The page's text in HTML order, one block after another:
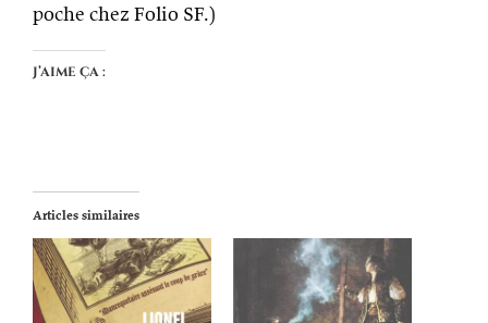
poche chez Folio SF.)
J’aime ça :
Articles similaires